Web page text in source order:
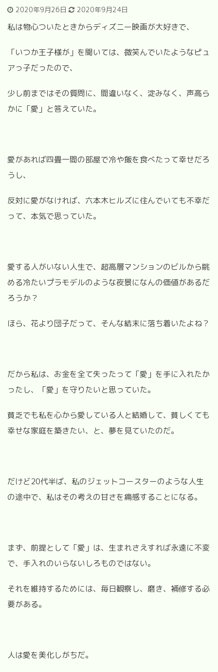
2020年9月26日 2020年9月24日
私は物心ついたときからディズニー映画が大好きで、
「いつか王子様が」を聞いては、微笑んでいたようなピュ
アっ子だったので、
少し前まではその質問に、間違いなく、淀みなく、声高ら
かに「愛」と答えていた。
愛があれば四畳一間の部屋で冷や飯を食べたって幸せだろ
うし、
反対に愛がなければ、六本木ヒルズに住んでいても不幸だ
って、本気で思っていた。
愛する人がいない人生で、超高層マンションのビルから眺
める冷たいプラモデルのような夜景になんの価値があるだ
ろうか？
ほら、花より団子だって、そんな結末に落ち着いたよね？
だから私は、お金を全て失ったって「愛」を手に入れたか
ったし、「愛」を守りたいと思っていた。
貧乏でも私を心から愛している人と結婚して、貧しくても
幸せな家庭を築きたい、と、夢を見ていたのだ。
だけど20代半ば、私のジェットコースターのような人生
の途中で、私はその考えの甘さを痛感することになる。
まず、前提として「愛」は、生まれさえすれば永遠に不変
で、手入れのいらないしろものではない。
それを維持するためには、毎日観察し、磨き、補修する必
要がある。
人は愛を美化しがちだ。